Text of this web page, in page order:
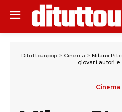
Dituttounpop> Cinema > Milano
giovani autori e
Cinema